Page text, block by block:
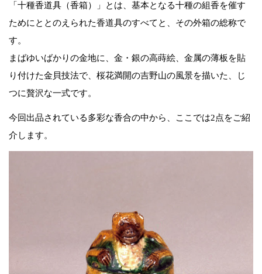
「十種香道具（香箱）」とは、基本となる十種の組香を催す
ためにととのえられた香道具のすべてと、その外箱の総称で
す。
まばゆいばかりの金地に、金・銀の高蒔絵、金属の薄板を貼
り付けた金貝技法で、桜花満開の吉野山の風景を描いた、じ
つに贅沢な一式です。
今回出品されている多彩な香合の中から、ここでは2点をご紹
介します。